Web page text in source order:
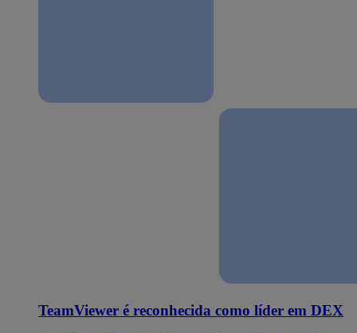
TeamViewer é reconhecida como líder em DEX